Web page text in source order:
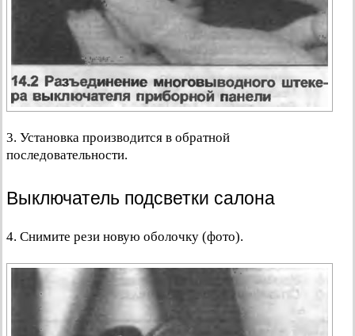
3. Установка производится в обратной
последовательности.
Выключатель подсветки салона
4. Снимите рези новую оболочку (фото).